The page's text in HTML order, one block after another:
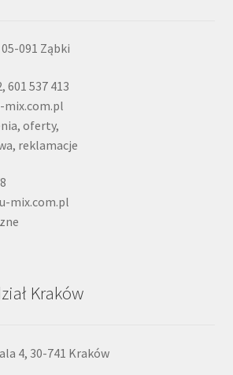
091 Ząbki
601 537 413
mix.com.pl
oferty,
reklamacje
mix.com.pl
Kraków
4, 30-741 Kraków